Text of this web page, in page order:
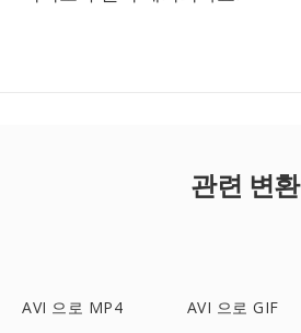
관련 변환
AVI 으로 MP4 AVI 으로 GIF